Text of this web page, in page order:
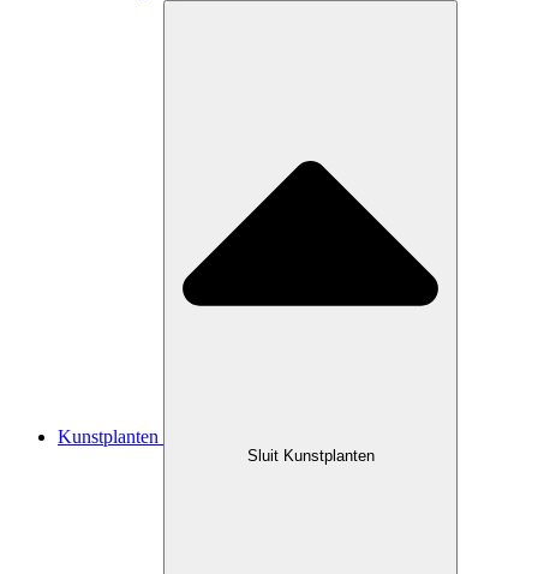
Kunstplanten
Sluit Kunstplanten